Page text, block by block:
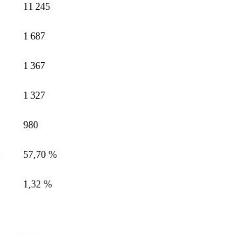
11 245
1 687
1 367
1 327
980
57,70 %
1,32 %